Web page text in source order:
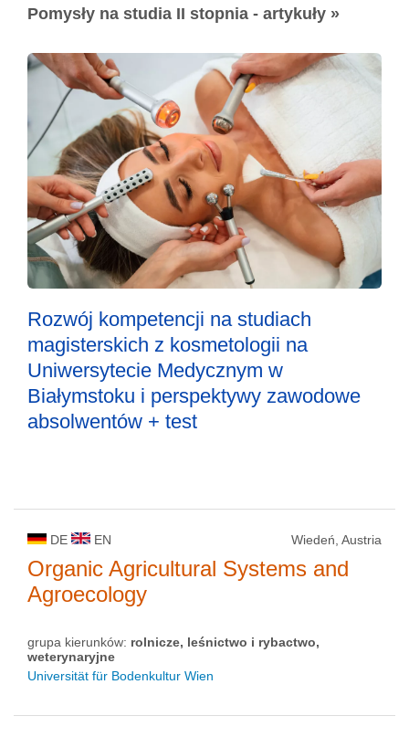
Pomysły na studia II stopnia - artykuły »
Rozwój kompetencji na studiach
magisterskich z kosmetologii na
Uniwersytecie Medycznym w
Białymstoku i perspektywy zawodowe
absolwentów + test
DE EN Wiedeń, Austria
Organic Agricultural Systems and
Agroecology
grupa kierunków: rolnicze, leśnictwo i rybactwo,
weterynaryjne
Universität für Bodenkultur Wien